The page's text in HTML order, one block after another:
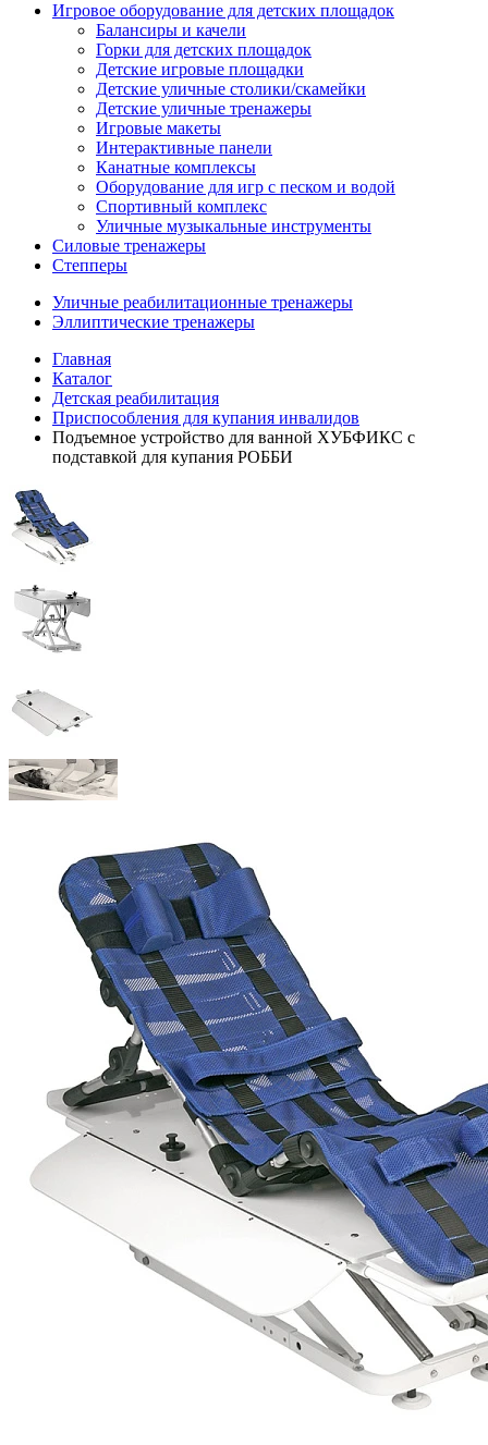
Игровое оборудование для детских площадок
Балансиры и качели
Горки для детских площадок
Детские игровые площадки
Детские уличные столики/скамейки
Детские уличные тренажеры
Игровые макеты
Интерактивные панели
Канатные комплексы
Оборудование для игр с песком и водой
Спортивный комплекс
Уличные музыкальные инструменты
Силовые тренажеры
Степперы
Уличные реабилитационные тренажеры
Эллиптические тренажеры
Главная
Каталог
Детская реабилитация
Приспособления для купания инвалидов
Подъемное устройство для ванной ХУБФИКС с
подставкой для купания РОББИ